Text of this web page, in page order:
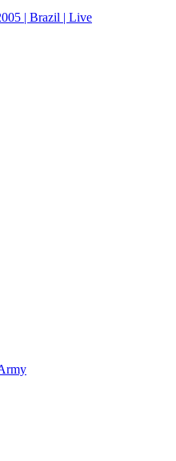
| Brazil | Live